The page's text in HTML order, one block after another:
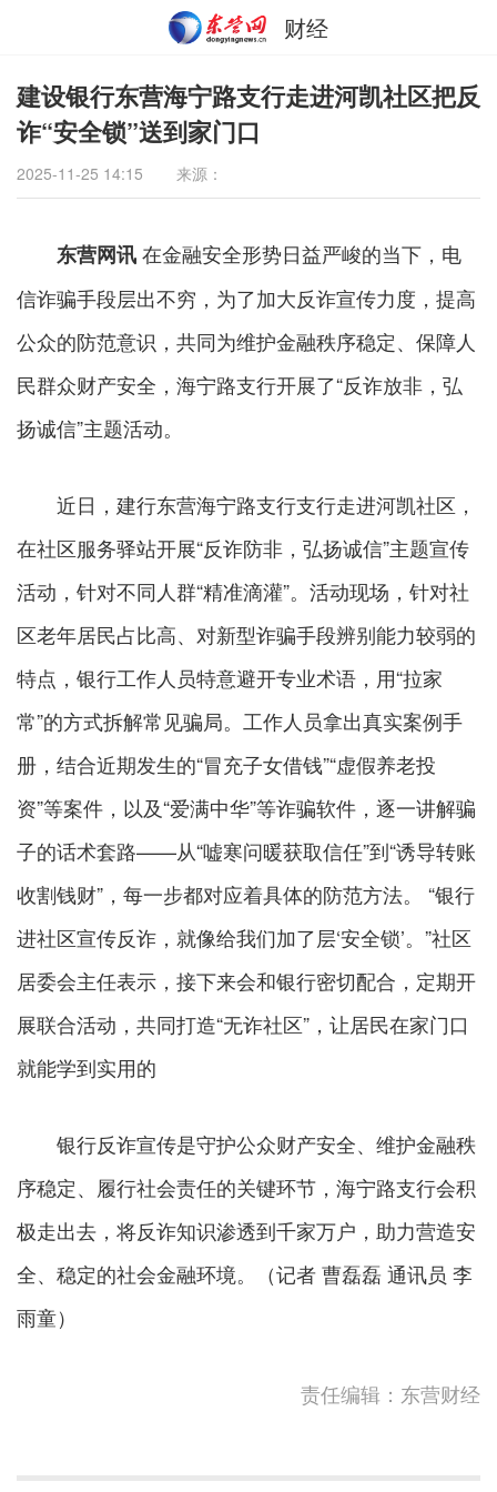
财经
建设银行东营海宁路支行走进河凯社区把反
诈“安全锁”送到家门口
2025-11-25 14:15 来源：
东营网讯在金融安全形势日益严峻的当下，电
信诈骗手段层出不穷，为了加大反诈宣传力度，提高
公众的防范意识，共同为维护金融秩序稳定、保障人
民群众财产安全，海宁路支行开展了“反诈放非，弘
扬诚信”主题活动。
近日，建行东营海宁路支行支行走进河凯社区，
在社区服务驿站开展“反诈防非，弘扬诚信”主题宣传
活动，针对不同人群“精准滴灌”。活动现场，针对社
区老年居民占比高、对新型诈骗手段辨别能力较弱的
特点，银行工作人员特意避开专业术语，用“拉家
常”的方式拆解常见骗局。工作人员拿出真实案例手
册，结合近期发生的“冒充子女借钱”“虚假养老投
资”等案件，以及“爱满中华”等诈骗软件，逐一讲解骗
子的话术套路——从“嘘寒问暖获取信任”到“诱导转账
收割钱财”，每一步都对应着具体的防范方法。 “银行
进社区宣传反诈，就像给我们加了层‘安全锁’。”社区
居委会主任表示，接下来会和银行密切配合，定期开
展联合活动，共同打造“无诈社区”，让居民在家门口
就能学到实用的
银行反诈宣传是守护公众财产安全、维护金融秩
序稳定、履行社会责任的关键环节，海宁路支行会积
极走出去，将反诈知识渗透到千家万户，助力营造安
全、稳定的社会金融环境。（记者 曹磊磊 通讯员 李
雨童）
责任编辑：东营财经